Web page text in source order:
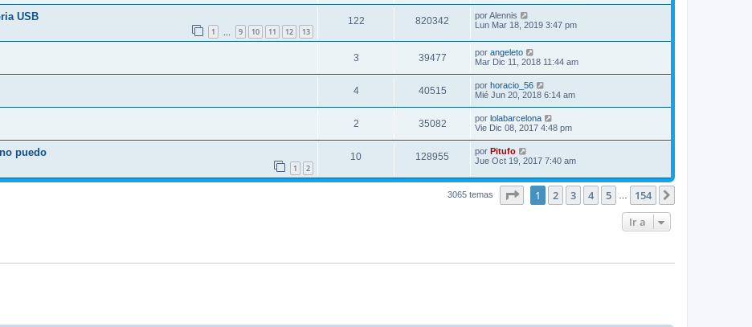
USB
1 9 10 11 12 13
122 820342 porAlennis
Lun Mar 18, 2019 3:47 pm
3 39477 por angeleto
Mar Dic 11, 2018 11:44 am
4 40515 por horacio_56
Mié Jun 20, 2018 6:14 am
2 35082 por lolabarcelona
Vie Dic 08, 2017 4:48 pm
puedo
1 2
10 128955 por Pitufo
Jue Oct 19, 2017 7:40 am
3065 temas Página1 de 154
1 2 3 4 5 154
Ir a